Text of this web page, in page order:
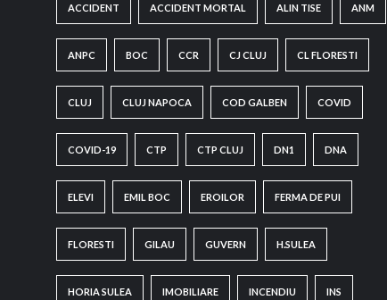
ACCIDENT ACCIDENT MORTAL ALIN TISE ANM
ANPC BOC CCR CJ CLUJ CL FLORESTI
CLUJ CLUJ NAPOCA COD GALBEN COVID
COVID-19 CTP CTP CLUJ DN1 DNA
ELEVI EMIL BOC EROILOR FERMA DE PUI
FLORESTI GILAU GUVERN H.SULEA
HORIA SULEA IMOBILIARE INCENDIU INS